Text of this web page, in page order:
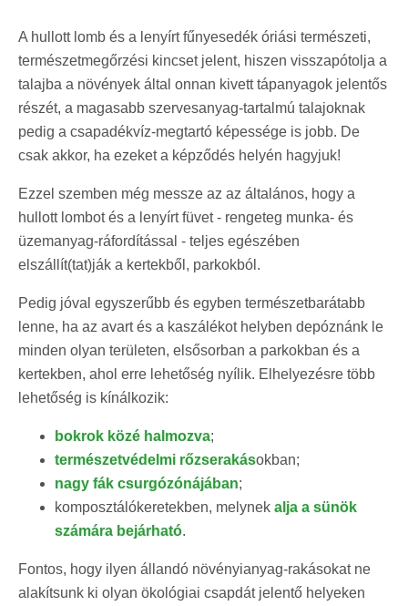
A hullott lomb és a lenyírt fűnyesedék óriási természeti,
természetmegőrzési kincset jelent, hiszen visszapótolja a
talajba a növények által onnan kivett tápanyagok jelentős
részét, a magasabb szervesanyag-tartalmú talajoknak
pedig a csapadékvíz-megtartó képessége is jobb. De
csak akkor, ha ezeket a képződés helyén hagyjuk!
Ezzel szemben még messze az az általános, hogy a
hullott lombot és a lenyírt füvet - rengeteg munka- és
üzemanyag-ráfordítással - teljes egészében
elszállít(tat)ják a kertekből, parkokból.
Pedig jóval egyszerűbb és egyben természetbarátabb
lenne, ha az avart és a kaszálékot helyben depóznánk le
minden olyan területen, elsősorban a parkokban és a
kertekben, ahol erre lehetőség nyílik. Elhelyezésre több
lehetőség is kínálkozik:
bokrok közé halmozva;
természetvédelmi rőzserakásokban;
nagy fák csurgózónájában;
komposztálókeretekben, melynek alja a sünök
számára bejárható.
Fontos, hogy ilyen állandó növényianyag-rakásokat ne
alakítsunk ki olyan ökológiai csapdát jelentő helyeken